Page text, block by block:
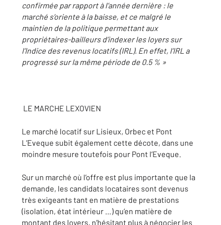
confirmée par rapport à l’année dernière : le
marché s’oriente à la baisse, et ce malgré le
maintien de la politique permettant aux
propriétaires-bailleurs d’indexer les loyers sur
l’Indice des revenus locatifs (IRL). En effet, l’IRL a
progressé sur la même période de 0.5 % »
LE MARCHE LEXOVIEN
Le marché locatif sur Lisieux, Orbec et Pont
L’Eveque subit également cette décote, dans une
moindre mesure toutefois pour Pont l’Eveque.
Sur un marché où l’offre est plus importante que la
demande, les candidats locataires sont devenus
très exigeants tant en matière de prestations
(isolation, état intérieur …) qu’en matière de
montant des loyers, n’hésitant plus à négocier les